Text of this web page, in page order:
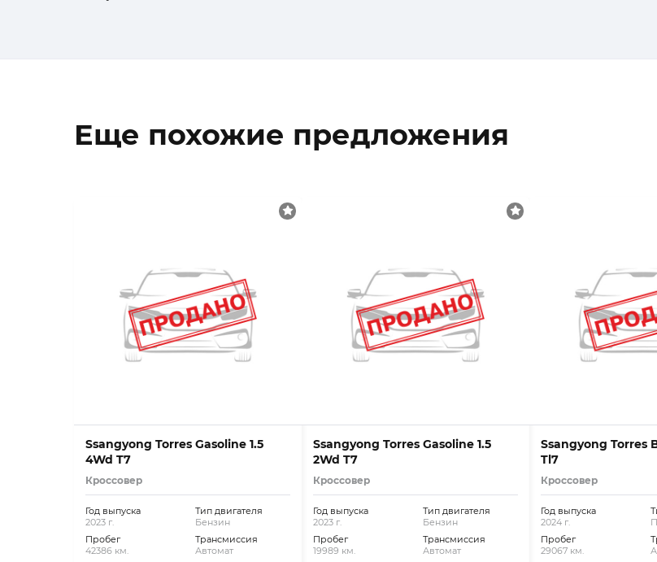
Еще похожие предложения
Ssangyong Torres Gasoline 1.5
4Wd T7
Кроссовер
Год выпуска
2023 г.
Пробег
42386 км.
Тип двигателя
Бензин
Трансмиссия
Автомат
Ssangyong Torres Gasoline 1.5
2Wd T7
Кроссовер
Год выпуска
2023 г.
Пробег
19989 км.
Тип двигателя
Бензин
Трансмиссия
Автомат
Ssangyong Torres
Tl7
Кроссовер
Год выпуска
2024 г.
Пробег
29067 км.